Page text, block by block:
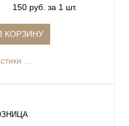
150 руб. за 1 шт.
КОРЗИНУ
...